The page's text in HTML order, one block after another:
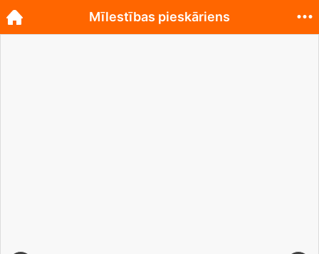
Mīlestības pieskāriens